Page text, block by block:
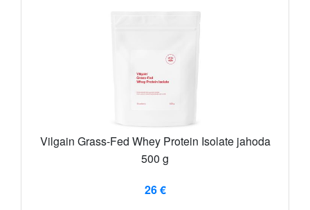
Vilgain Grass-Fed Whey Protein Isolate jahoda
500 g
26 €